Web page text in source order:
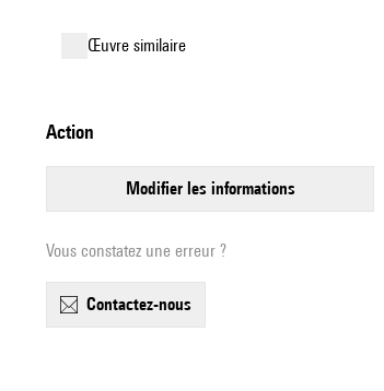
œuvre similaire
action
modifier les informations
Vous constatez une erreur ?
contactez-nous